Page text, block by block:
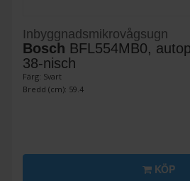
Inbyggnadsmikrovågsugn
Bosch BFL554MB0,
38-nisch
Färg: Svart
Bredd (cm): 59.4
KÖP